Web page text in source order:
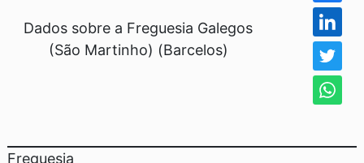
Dados sobre a Freguesia Galegos
(São Martinho) (Barcelos)
Freguesia